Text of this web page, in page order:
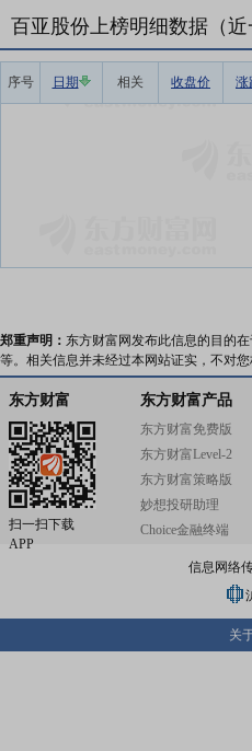
百亚股份上榜明细数据（近
序号 日期 相关 收盘价 涨
郑重声明： 东方财富网发布此信息的目的
等。相关信息并未经过本网站证实，不对